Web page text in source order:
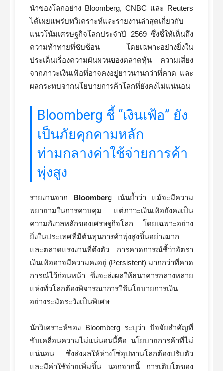
นำของโลกอย่าง Bloomberg, CNBC และ Reuters
ได้เผยแพร่บทวิเคราะห์และรายงานล่าสุดเกี่ยวกับ
แนวโน้มเศรษฐกิจโลกประจำปี 2569 ซึ่งชี้ให้เห็นถึง
ความท้าทายที่ซับซ้อน โดยเฉพาะอย่างยิ่งใน
ประเด็นเรื่องความผันผวนของตลาดหุ้น ความเสี่ยง
จากภาวะเงินเฟ้อที่อาจคงอยู่ยาวนานกว่าที่คาด และ
ผลกระทบจากนโยบายการค้าโลกที่ยังคงไม่แน่นอน
Bloomberg ชี้ “เงินเฟ้อ” ยัง
เป็นภัยคุกคามหลัก
ท่ามกลางค่าใช้จ่ายการค้า
พุ่งสูง
รายงานจาก Bloomberg เน้นย้ำว่า แม้จะมีความ
พยายามในการควบคุม แต่ภาวะเงินเฟ้อยังคงเป็น
ความกังวลหลักของเศรษฐกิจโลก โดยเฉพาะอย่าง
ยิ่งในประเทศที่มีต้นทุนการค้าพุ่งสูงขึ้นอย่างมาก
และตลาดแรงงานที่ตึงตัว การคาดการณ์ชี้ว่าอัตรา
เงินเฟ้ออาจมีความคงอยู่ (Persistent) มากกว่าที่คาด
การณ์ไว้ก่อนหน้า ซึ่งจะส่งผลให้ธนาคารกลางหลาย
แห่งทั่วโลกต้องพิจารณาการใช้นโยบายการเงิน
อย่างระมัดระวังเป็นพิเศษ
นักวิเคราะห์ของ Bloomberg ระบุว่า ปัจจัยสำคัญที่
ขับเคลื่อนความไม่แน่นอนนี้คือ นโยบายการค้าที่ไม่
แน่นอน ซึ่งส่งผลให้ห่วงโซ่อุปทานโลกต้องปรับตัว
และมีค่าใช้จ่ายเพิ่มขึ้น นอกจากนี้ การเติบโตของ